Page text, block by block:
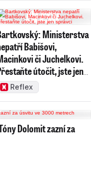
Ministerstva
Babišovi,
či Juchelkovi.
útočit, jste jen
Reflex
Dolomit zazní za